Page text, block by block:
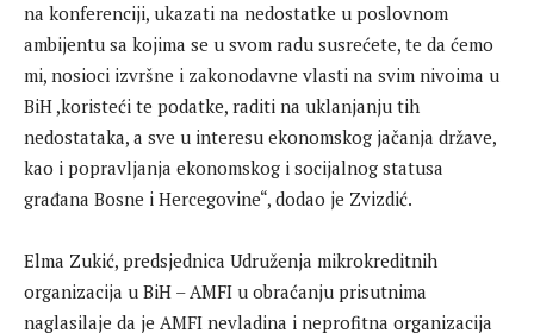
na konferenciji, ukazati na nedostatke u poslovnom
ambijentu sa kojima se u svom radu susrećete, te da ćemo
mi, nosioci izvršne i zakonodavne vlasti na svim nivoima u
BiH ,koristeći te podatke, raditi na uklanjanju tih
nedostataka, a sve u interesu ekonomskog jačanja države,
kao i popravljanja ekonomskog i socijalnog statusa
građana Bosne i Hercegovine“, dodao je Zvizdić.
Elma Zukić, predsjednica Udruženja mikrokreditnih
organizacija u BiH – AMFI u obraćanju prisutnima
naglasilaje da je AMFI nevladina i neprofitna organizacija